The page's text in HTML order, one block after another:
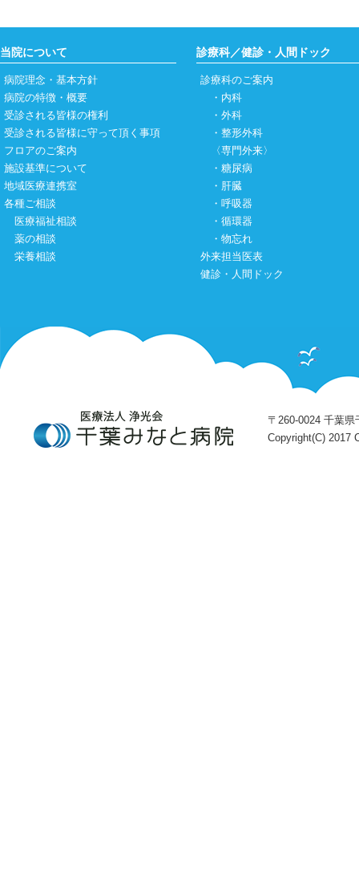
当院について
病院理念・基本方針
病院の特徴・概要
受診される皆様の権利
受診される皆様に守って頂く事項
フロアのご案内
施設基準について
地域医療連携室
各種ご相談
医療福祉相談
薬の相談
栄養相談
診療科／健診・人間ドック
診療科のご案内
・ 内科
・ 外科
・ 整形外科
〈専門外来〉
・ 糖尿病
・ 肝臓
・ 呼吸器
・ 循環器
・ 物忘れ
外来担当医表
健診・人間ドック
〒260-0024 千葉
Copyright(C) 2017